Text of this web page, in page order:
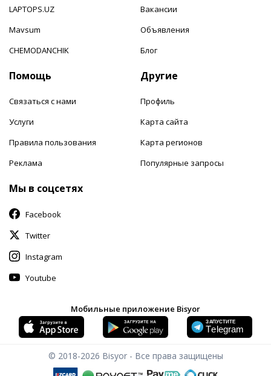
LAPTOPS.UZ
Mavsum
CHEMODANCHIK
Вакансии
Объявления
Блог
Помощь
Связаться с нами
Услуги
Правила пользования
Реклама
Другие
Профиль
Карта сайта
Карта регионов
Популярные запросы
Мы в соцсетях
Facebook
Twitter
Instagram
Youtube
Мобильные приложение Bisyor
© 2018-2026 Bisyor - Все права защищены